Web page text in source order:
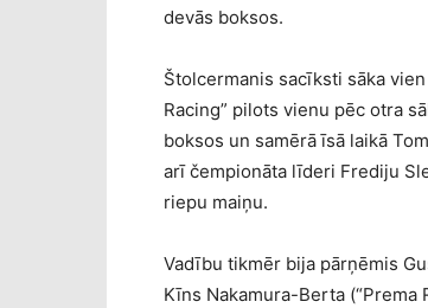
devās boksos.
Štolcermanis sacīksti sāka
Racing” pilots vienu pēc otra
boksos un samērā īsā laikā
arī čempionāta līderi Frediju
riepu maiņu.
Vadību tikmēr bija pārņēmis
Kīns Nakamura-Berta